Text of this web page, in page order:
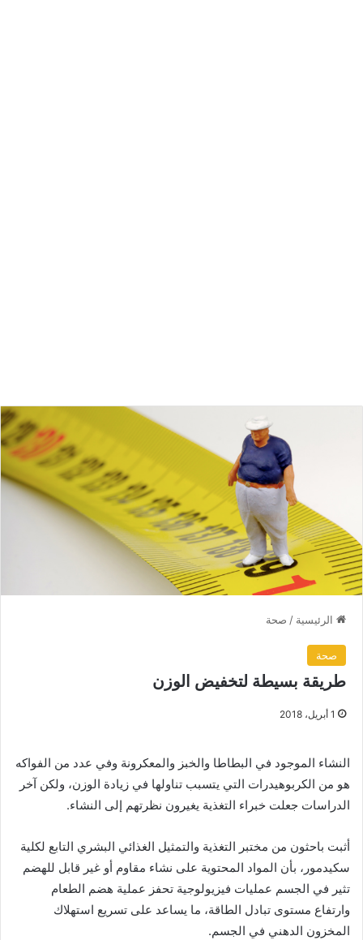
الرئيسية / صحة
صحة
طريقة بسيطة لتخفيض الوزن
1 أبريل، 2018
النشاء الموجود في البطاطا والخبز والمعكرونة وفي عدد من الفواكه
هو من الكربوهيدرات التي يتسبب تناولها في زيادة الوزن، ولكن آخر
الدراسات جعلت خبراء التغذية يغيرون نظرتهم إلى النشاء.
أثبت باحثون من مختبر التغذية والتمثيل الغذائي البشري التابع لكلية
سكيدمور، بأن المواد المحتوية على نشاء مقاوم أو غير قابل للهضم
تثير في الجسم عمليات فيزيولوجية تحفز عملية هضم الطعام
وارتفاع مستوى تبادل الطاقة، ما يساعد على تسريع استهلاك
المخزون الدهني في الجسم.